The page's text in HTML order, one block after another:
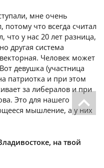
мне очень
что всегда считал
что у нас 20 лет разница,
другая система
Человек может
девушка (участница
патриотка и при этом
за либералов и при
Это для нашего
мышление, а у них
на твой